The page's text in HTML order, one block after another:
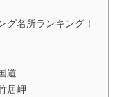
グ名所ランキング！
道
居岬